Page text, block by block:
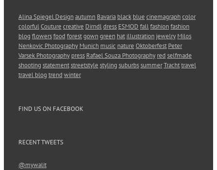
Alina Spiegel Designautumn Bavaria black blue cinemagraphcolor
colorfulCouture creative Dirndldress ESMOD fallfashionfashion
blog flowersfood forestgowngreen hat illustration jewelry Milos
Nenkovic Photography Munich music nature Oktoberfest Peter
Varsek Photography press Rafael Souza Photography red selfmade
shooting statementstreetstyle styling suburbssummerTrachttravel
travel blog trend winter
FIND US ON FACEBOOK
RECENT TWEETS
@mywalit